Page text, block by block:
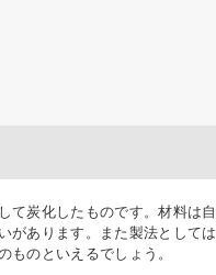
て炭化したものです。材料は
があります。また製法として
ものといえるでしょう。